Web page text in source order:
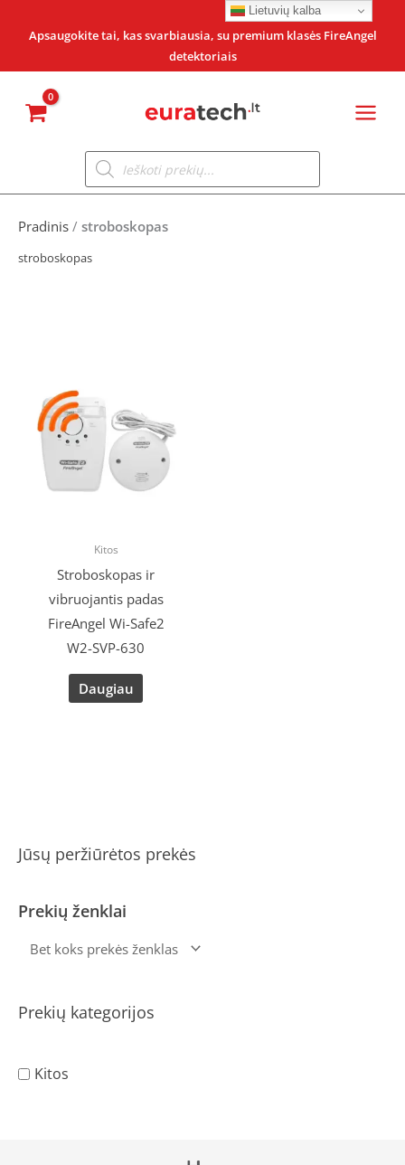
Apsaugokite tai, kas svarbiausia, su premium klasės FireAngel
detektoriais
Products
search
Jūsų peržiūrėtos prekės
Prekių ženklai
Prekių kategorijos
Kitos
Pradinis / stroboskopas
stroboskopas
Kitos
Stroboskopas ir
vibruojantis padas
FireAngel Wi-Safe2
W2-SVP-630
Daugiau
Lietuvių kalba